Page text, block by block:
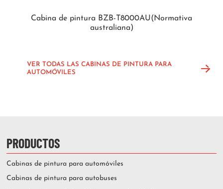
Cabina de pintura BZB-T8000AU(Normativa
australiana)
VER TODAS LAS CABINAS DE PINTURA PARA
AUTOMÓVILES
PRODUCTOS
Cabinas de pintura para automóviles
Cabinas de pintura para autobuses